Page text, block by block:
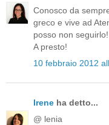
Conosco da
greco e vive ad
posso non
A presto!
10 febbraio 2012
Irene ha detto...
@ lenia